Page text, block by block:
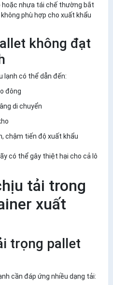
hoặc nhựa tái chế thường bắt
phù hợp cho xuất khẩu
không đạt
lạnh có thể dẫn đến:
đông
di chuyển
chậm tiến độ xuất khẩu
có thể gây thiệt hại cho cả lô
tải trong
xuất
trọng pallet
cần đáp ứng nhiều dạng tải: